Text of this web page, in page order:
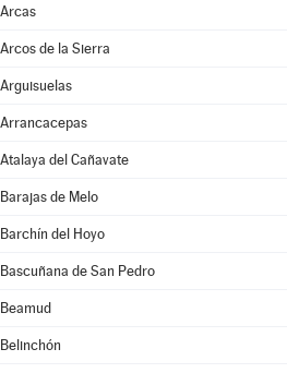
Arcas
Arcos de la Sierra
Arguisuelas
Arrancacepas
Atalaya del Cañavate
Barajas de Melo
Barchín del Hoyo
Bascuñana de San Pedro
Beamud
Belinchón